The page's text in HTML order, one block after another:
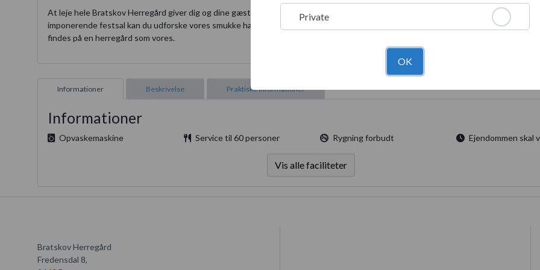
At leje hele Bratskov Herregård giver dig og dine gæster mulighed for at opleve herregårdens pragt i sin fulde glans. Udover vores
imponerende festsal kan du udforske vores smukke haver, gåture i de omkringliggende skove og nyde den fredelige atmosfære, der
findes på en herregård som vores.
Informationer Beskrivelse Praktiske informationer
Informationer
Opvaskemaskine Service til 60 personer Rygning forbudt Ejendommen skal være lukket
Vis alle faciliteter
Bratskov Herregård
Fredensdal 8,
Private
OK